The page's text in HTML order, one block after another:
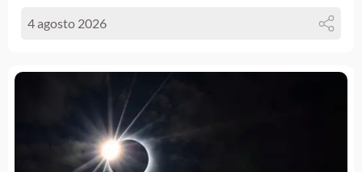
4 agosto 2026